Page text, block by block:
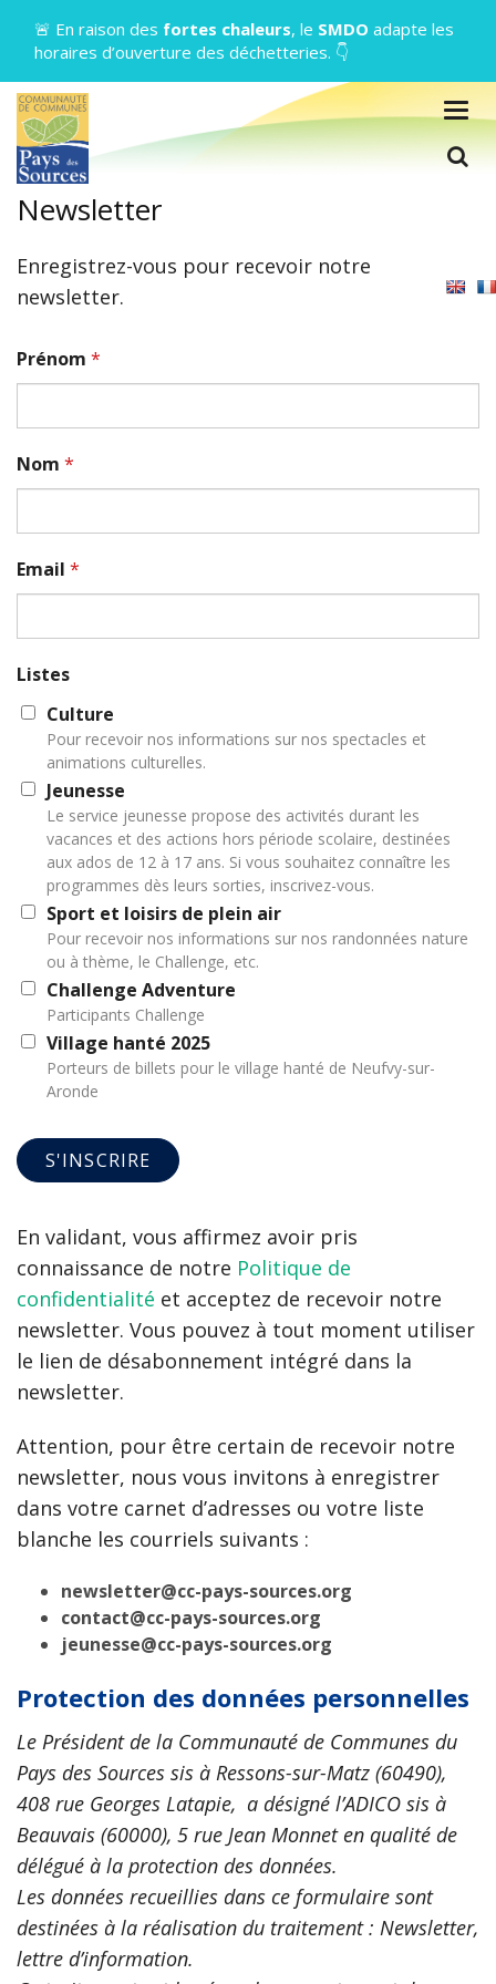
🚨 En raison des fortes chaleurs, le SMDO adapte les
horaires d’ouverture des déchetteries. 👇
Newsletter
Enregistrez-vous pour recevoir notre
newsletter.
Prénom *
Nom *
Email *
Listes
Culture
Pour recevoir nos informations sur nos spectacles et
animations culturelles.
Jeunesse
Le service jeunesse propose des activités durant les
vacances et des actions hors période scolaire, destinées
aux ados de 12 à 17 ans. Si vous souhaitez connaître les
programmes dès leurs sorties, inscrivez-vous.
Sport et loisirs de plein air
Pour recevoir nos informations sur nos randonnées nature
ou à thème, le Challenge, etc.
Challenge Adventure
Participants Challenge
Village hanté 2025
Porteurs de billets pour le village hanté de Neufvy-sur-
Aronde
En validant, vous affirmez avoir pris
connaissance de notre Politique de
confidentialité et acceptez de recevoir notre
newsletter. Vous pouvez à tout moment utiliser
le lien de désabonnement intégré dans la
newsletter.
Attention, pour être certain de recevoir notre
newsletter, nous vous invitons à enregistrer
dans votre carnet d’adresses ou votre liste
blanche les courriels suivants :
newsletter@cc-pays-sources.org
contact@cc-pays-sources.org
jeunesse@cc-pays-sources.org
Protection des données personnelles
Le Président de la Communauté de Communes du
Pays des Sources sis à Ressons-sur-Matz (60490),
408 rue Georges Latapie, a désigné l’ADICO sis à
Beauvais (60000), 5 rue Jean Monnet en qualité de
délégué à la protection des données.
Les données recueillies dans ce formulaire sont
destinées à la réalisation du traitement : Newsletter,
lettre d’information.